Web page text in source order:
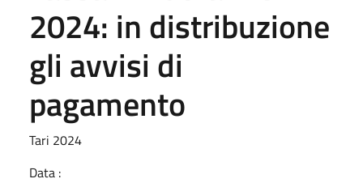
2024: in distribuzione
gli avvisi di
pagamento
Tari 2024
Data :